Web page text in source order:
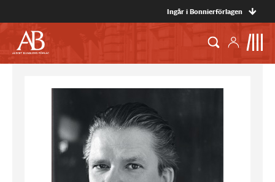
Ingår i Bonnierförlagen